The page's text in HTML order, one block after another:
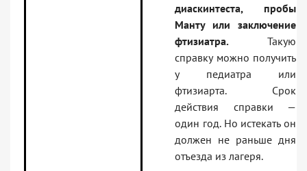
диаскинтеста, пробы
Манту или заключение
фтизиатра. Такую
справку можно получить
у педиатра или
фтизиарта. Срок
действия справки —
один год. Но истекать он
должен не раньше дня
отъезда из лагеря.